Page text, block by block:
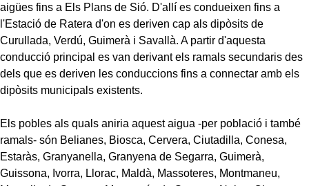
aigües fins a Els Plans de Sió. D'allí es condueixen fins a
l'Estació de Ratera d'on es deriven cap als dipòsits de
Curullada, Verdú, Guimerà i Savallà. A partir d'aquesta
conducció principal es van derivant els ramals secundaris des
dels que es deriven les conduccions fins a connectar amb els
dipòsits municipals existents.
Els pobles als quals aniria aquest aigua -per població i també
ramals- són Belianes, Biosca, Cervera, Ciutadilla, Conesa,
Estaràs, Granyanella, Granyena de Segarra, Guimerà,
Guissona, Ivorra, Llorac, Maldà, Massoteres, Montmaneu,